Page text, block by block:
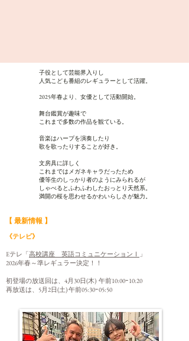
子役として芸能界入りし
人気こども番組のレギュラーとして活躍。
​2025年春より、女優として活動開始。
舞台鑑賞が趣味で
これまで多数の作品を観ている。
音楽はハープを演奏したり
歌を歌ったりすることが好き。
文房具に詳しく
これまではメガネキャラだったため
優等生のしっかり者のようにみられるが
しゃべるとふわふわしたおっとり天然系。
満開の桜を思わせるかわいらしさが魅力。
【 最新情報 】
《テレビ》
Eテレ「高校講座 英語コミュニケーションⅠ
」
2026年春～準レギュラー決定！！
初登場の放送回は、 4月30日(木) 午前10:00ｰ10:20
再放送は、5月2日(土) 午前05:30ｰ05:50